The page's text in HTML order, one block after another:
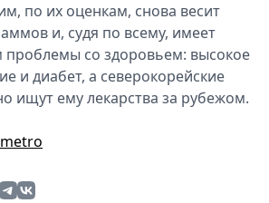
по их оценкам, снова весит
и, судя по всему, имеет
проблемы со здоровьем: высокое
и диабет, а северокорейские
ищут ему лекарства за рубежом.